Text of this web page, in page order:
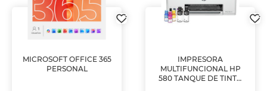
MICROSOFT OFFICE 365
PERSONAL
IMPRESORA
MULTIFUNCIONAL HP
580 TANQUE DE TINTA